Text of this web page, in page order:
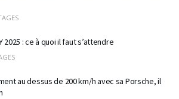
2025 : ce à quoi il faut s’attendre
au dessus de 200 km/h avec sa Porsche, il